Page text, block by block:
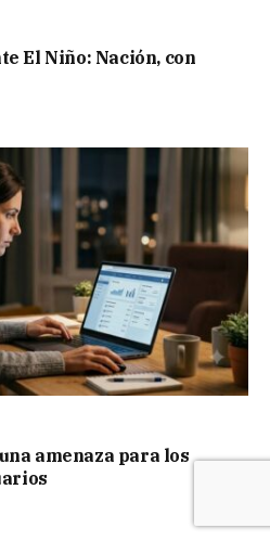
El Niño: Nación, con
amenaza para los